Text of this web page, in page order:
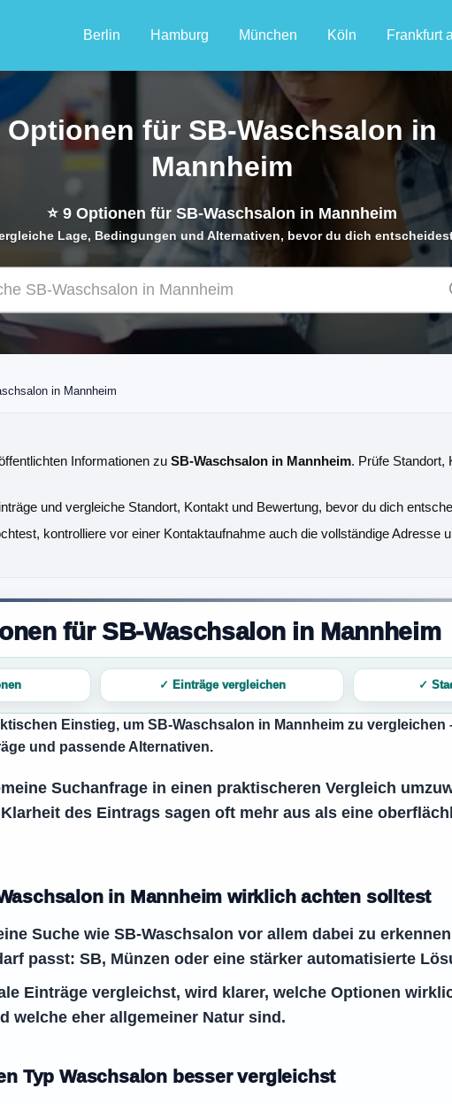
Berlin Hamburg München Köln Frankfurt
Optionen für SB-Waschsalon in
Mannheim
⭐ 9 Optionen für SB-Waschsalon in Mannheim
Lage, Bedingungen und Alternativen, bevor du dich
in Mannheim
Informationen zu SB-Waschsalon in Mannheim. Prüfe Standort,
und vergleiche Standort, Kontakt und Bewertung, bevor du dich
kontrolliere vor einer Kontaktaufnahme auch die vollständige Adresse
für SB-Waschsalon in Mannheim
✓ Einträge vergleichen ✓
Einstieg, um SB-Waschsalon in Mannheim zu vergleichen
und passende Alternativen.
Suchanfrage in einen praktischeren Vergleich
des Eintrags sagen oft mehr aus als eine
in Mannheim wirklich achten solltest
Suche wie SB-Waschsalon vor allem dabei zu
passt: SB, Münzen oder eine stärker automatisierte
Einträge vergleichst, wird klarer, welche Optionen
welche eher allgemeiner Natur sind.
Typ Waschsalon besser vergleichst